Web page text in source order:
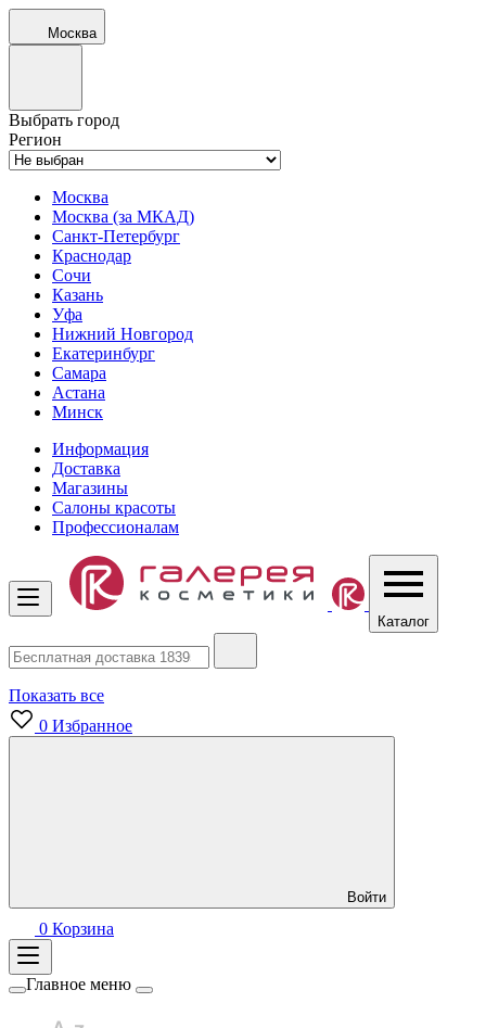
Москва
Выбрать город
Регион
Москва
Москва (за МКАД)
Санкт-Петербург
Краснодар
Сочи
Казань
Уфа
Нижний Новгород
Екатеринбург
Самара
Астана
Минск
Информация
Доставка
Магазины
Салоны красоты
Профессионалам
Каталог
Показать все
0 Избранное
Войти
0 Корзина
Главное меню